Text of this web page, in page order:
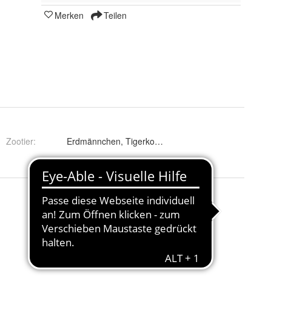
Merken Teilen
Zootier: